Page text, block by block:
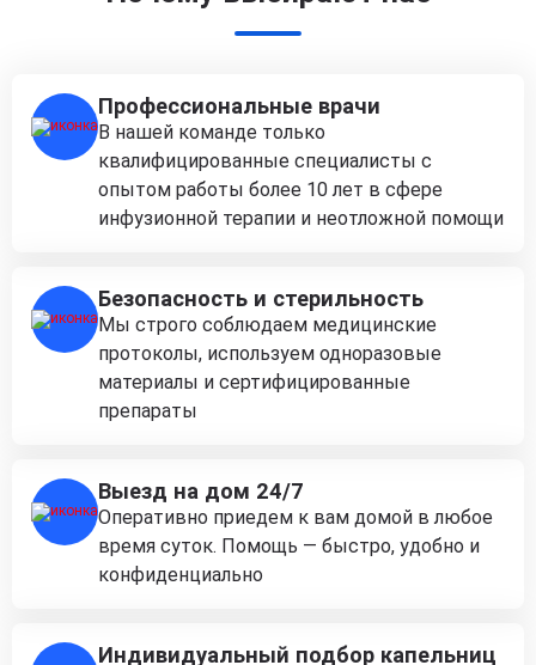
Профессиональные врачи
В нашей команде только
квалифицированные специалисты с
опытом работы более 10 лет в сфере
инфузионной терапии и неотложной помощи
Безопасность и стерильность
Мы строго соблюдаем медицинские
протоколы, используем одноразовые
материалы и сертифицированные
препараты
Выезд на дом 24/7
Оперативно приедем к вам домой в любое
время суток. Помощь — быстро, удобно и
конфиденциально
Индивидуальный подбор капельниц